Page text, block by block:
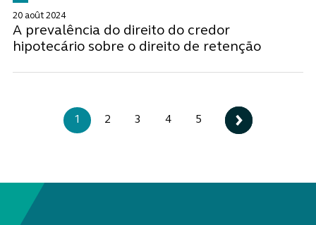
20 août 2024
A prevalência do direito do credor
hipotecário sobre o direito de retenção
1 2 3 4 5